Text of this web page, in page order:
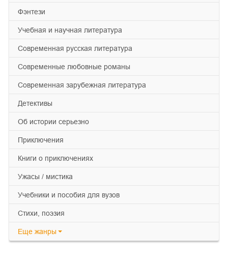
фэнтези
учебная и научная литература
современная русская литература
современные любовные романы
современная зарубежная литература
детективы
об истории серьезно
приключения
книги о приключениях
ужасы / мистика
учебники и пособия для вузов
cтихи, поэзия
Еще жанры